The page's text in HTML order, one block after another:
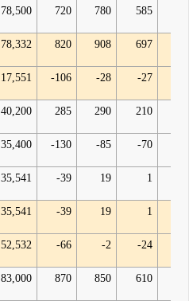
78,500 720 780 585
78,332 820 908 697
17,551 -106 -28 -27
40,200 285 290 210
35,400 -130 -85 -70
35,541 -39 19 1
35,541 -39 19 1
52,532 -66 -2 -24
83,000 870 850 610